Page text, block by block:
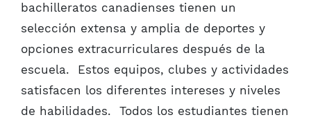
bachilleratos canadienses tienen un
selección extensa y amplia de deportes y
opciones extracurriculares después de la
escuela. Estos equipos, clubes y actividades
satisfacen los diferentes intereses y niveles
de habilidades. Todos los estudiantes tienen